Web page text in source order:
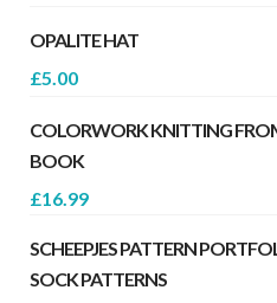
OPALITE HAT
£5.00
COLORWORK KNITTING
BOOK
£16.99
SCHEEPJES PATTERN
SOCK PATTERNS